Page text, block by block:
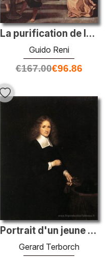
La purification de la Vierge
Guido Reni
€167.00€96.86
Portrait d'un jeune homme
Gerard Terborch